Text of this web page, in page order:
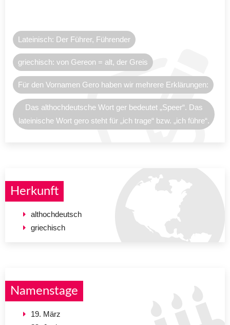
Lateinisch: Der Führer, Führender
griechisch: von Gereon = alt, der Greis
Für den Vornamen Gero haben wir mehrere Erklärungen:
Das althochdeutsche Wort ger bedeutet „Speer“. Das
lateinische Wort gero steht für „ich trage“ bzw. „ich führe“.
Herkunft
althochdeutsch
griechisch
Namenstage
19. März